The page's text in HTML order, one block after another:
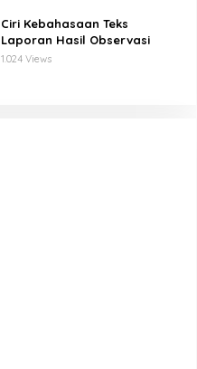
Ciri Kebahasaan Teks
Laporan Hasil Observasi
1.024 Views